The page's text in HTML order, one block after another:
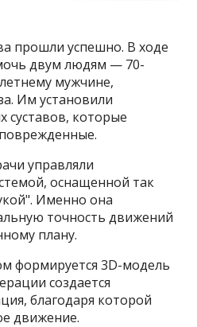
прошли успешно. В ходе
двум людям — 70-
мужчине,
Им установили
суставов, которые
управляли
оснащенной так
Именно она
точность движений
плану.
формируется 3D-модель
создается
благодаря которой
движение.